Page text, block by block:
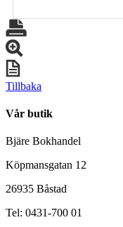
Tillbaka
Vår butik
Bjäre Bokhandel
Köpmansgatan 12
26935 Båstad
Tel: 0431-700 01